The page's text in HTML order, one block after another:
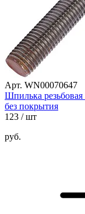
Арт. WN00070647
Шпилька
без покрытия
123 / шт
руб.